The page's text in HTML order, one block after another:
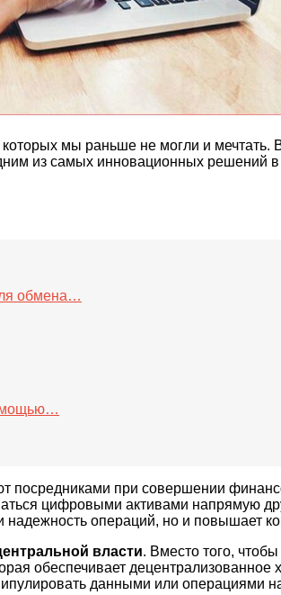
мы раньше не могли и мечтать.
из самых инновационных решений в
обмена…
посредниками при совершении
цифровыми активами напрямую
операций, но и повышает
власти. Вместо того,
обеспечивает
данными или операциями